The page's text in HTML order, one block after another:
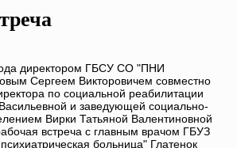
директором ГБСУ СО "ПНИ
Сергеем Викторовичем совместно
по социальной реабилитации
и заведующей социально-
Вирки Татьяной Валентиновной
встреча с главным врачом ГБУЗ
больница" Глатенок